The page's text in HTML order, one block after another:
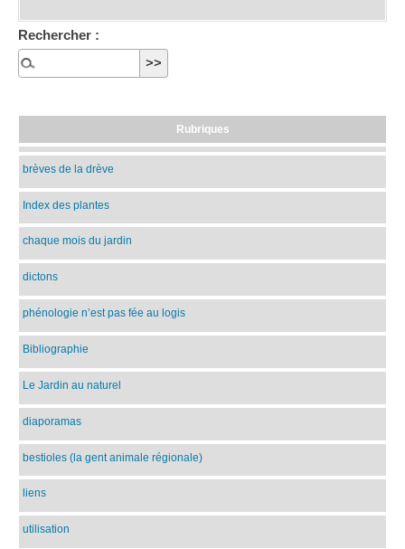
Rechercher :
Rubriques
brèves de la drève
Index des plantes
chaque mois du jardin
dictons
phénologie n’est pas fée au logis
Bibliographie
Le Jardin au naturel
diaporamas
bestioles (la gent animale régionale)
liens
utilisation